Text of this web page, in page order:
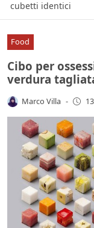
cubetti identici
Food
Cibo per
verdura
Marco Villa -